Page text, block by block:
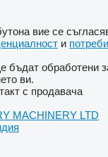
вие се
и
бъдат обработени
ви.
с продавача
MACHINERY LTD